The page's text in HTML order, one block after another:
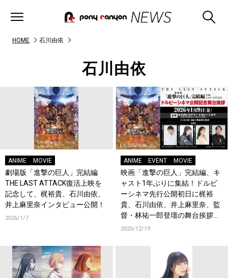
HOME 石川由依
石川由依
ANIME MOVIE
劇場版「進撃の巨人」完結編
THE LAST ATTACK復活上映を
記念して、梶裕貴、石川由依、
井上麻里奈インタビュー公開！
2026/1/7
ANIME EVENT MOVIE
映画「進撃の巨人」完結編、キ
ャスト1年ぶりに集結！ドルビ
ーシネマ先行公開初日に梶裕
貴、石川由依、井上麻里奈、監
督・林祐一郎登壇の舞台挨拶決
定！
2025/12/19